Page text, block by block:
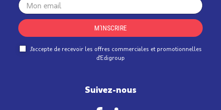
Your
email
M'INSCRIRE
J'accepte de recevoir les offres commerciales et promotionnelles
d'Edigroup
Suivez-nous